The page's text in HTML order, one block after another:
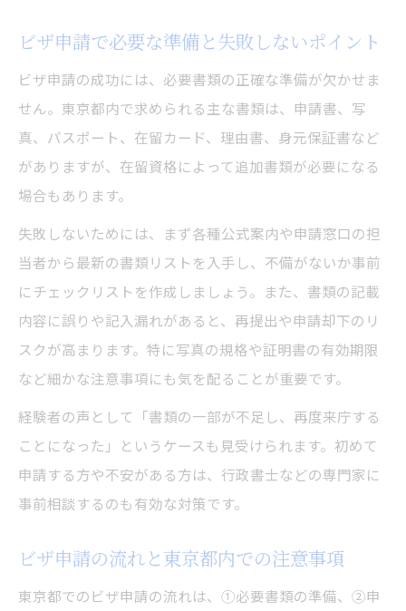
ビザ申請で再来庁を防ぐための実践ポイン
ト
東京都のビザ申請でよくあるミスと対策例
書類不備によるビザ申請再提出を防ぐ方法
ビザ申請前にチェックしたい必要資料の一
覧
効率よくビザ申請を進める事前確認の重要
性
ビザ申請で必要な準備と失敗しないポイント
ビザ申請の成功には、必要書類の正確な準備が欠かせま
せん。東京都内で求められる主な書類は、申請書、写
真、パスポート、在留カード、理由書、身元保証書など
がありますが、在留資格によって追加書類が必要になる
場合もあります。
失敗しないためには、まず各種公式案内や申請窓口の担
当者から最新の書類リストを入手し、不備がないか事前
にチェックリストを作成しましょう。また、書類の記載
内容に誤りや記入漏れがあると、再提出や申請却下のリ
スクが高まります。特に写真の規格や証明書の有効期限
など細かな注意事項にも気を配ることが重要です。
経験者の声として「書類の一部が不足し、再度来庁する
ことになった」というケースも見受けられます。初めて
申請する方や不安がある方は、行政書士などの専門家に
事前相談するのも有効な対策です。
ビザ申請の流れと東京都内での注意事項
東京都でのビザ申請の流れは、①必要書類の準備、②申